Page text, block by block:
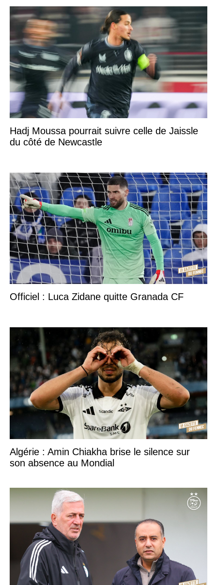
Hadj Moussa pourrait suivre celle de Jaissle
du côté de Newcastle
Officiel : Luca Zidane quitte Granada CF
Algérie : Amin Chiakha brise le silence sur
son absence au Mondial